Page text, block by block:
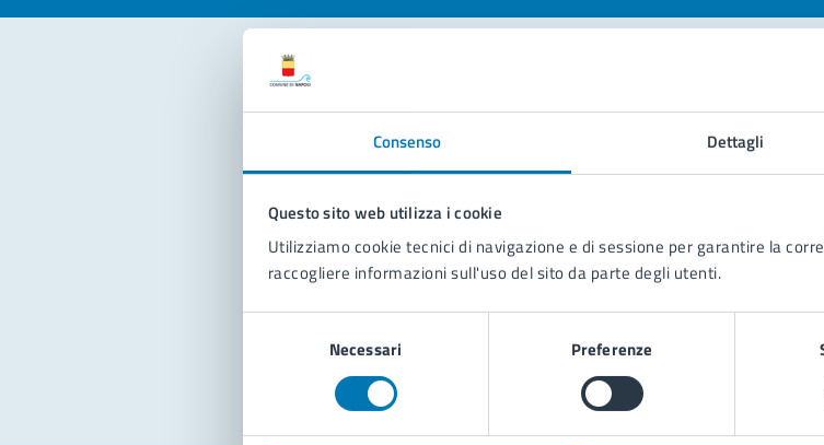
Consenso Dettagli
Questo sito web utilizza i cookie
Utilizziamo cookie tecnici di navigazione e di sessione per garantire la
raccogliere informazioni sull'uso del sito da parte degli utenti.
Necessari Preferenze
Contatta il comune
Richiedi assistenza
Prenota appuntamento
Problemi in città
Segnala disservizio